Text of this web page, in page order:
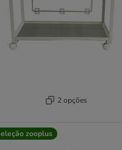
2 opções
zooplus